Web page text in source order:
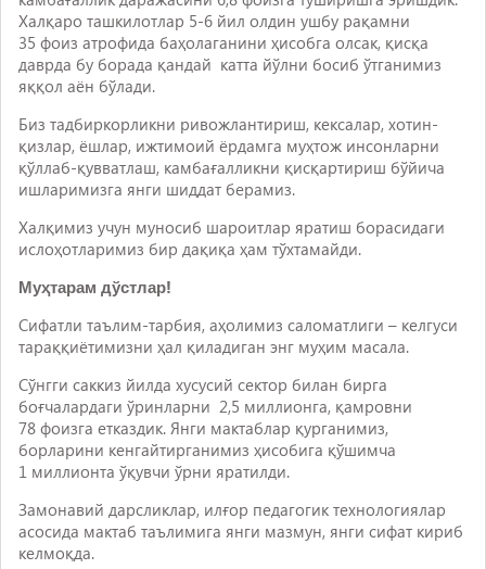
Халқаро ташкилотлар 5-6 йил олдин ушбу рақамни
35 фоиз атрофида баҳолаганини ҳисобга олсак, қисқа
даврда бу борада қандай катта йўлни босиб ўтганимиз
яққол аён бўлади.
Биз тадбиркорликни ривожлантириш, кексалар, хотин-
қизлар, ёшлар, ижтимоий ёрдамга муҳтож инсонларни
қўллаб-қувватлаш, камбағалликни қисқартириш бўйича
ишларимизга янги шиддат берамиз.
Халқимиз учун муносиб шароитлар яратиш борасидаги
ислоҳотларимиз бир дақиқа ҳам тўхтамайди.
Муҳтарам дўстлар!
Сифатли таълим-тарбия, аҳолимиз саломатлиги – келгуси
тараққиётимизни ҳал қиладиган энг муҳим масала.
Сўнгги саккиз йилда хусусий сектор билан бирга
боғчалардаги ўринларни 2,5 миллионга, қамровни
78 фоизга етказдик. Янги мактаблар қурганимиз,
борларини кенгайтирганимиз ҳисобига қўшимча
1 миллионта ўқувчи ўрни яратилди.
Замонавий дарсликлар, илғор педагогик технологиялар
асосида мактаб таълимига янги мазмун, янги сифат кириб
келмоқда.